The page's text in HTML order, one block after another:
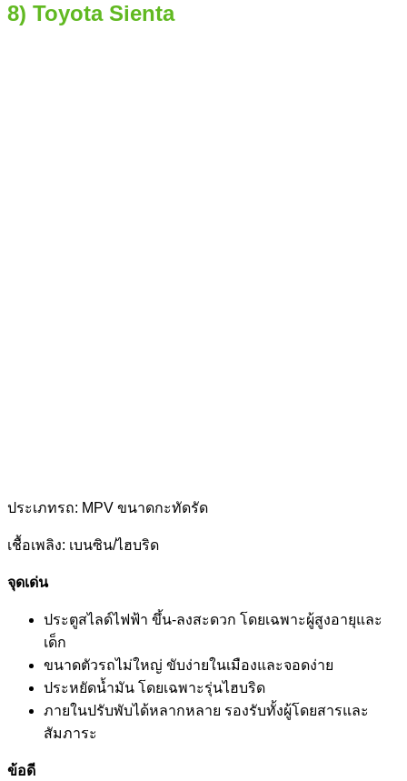
8) Toyota Sienta
ประเภทรถ: MPV ขนาดกะทัดรัด
เชื้อเพลิง: เบนซิน/ไฮบริด
จุดเด่น
ประตูสไลด์ไฟฟ้า ขึ้น-ลงสะดวก โดยเฉพาะผู้สูงอายุและ
เด็ก
ขนาดตัวรถไม่ใหญ่ ขับง่ายในเมืองและจอดง่าย
ประหยัดน้ำมัน โดยเฉพาะรุ่นไฮบริด
ภายในปรับพับได้หลากหลาย รองรับทั้งผู้โดยสารและ
สัมภาระ
ข้อดี